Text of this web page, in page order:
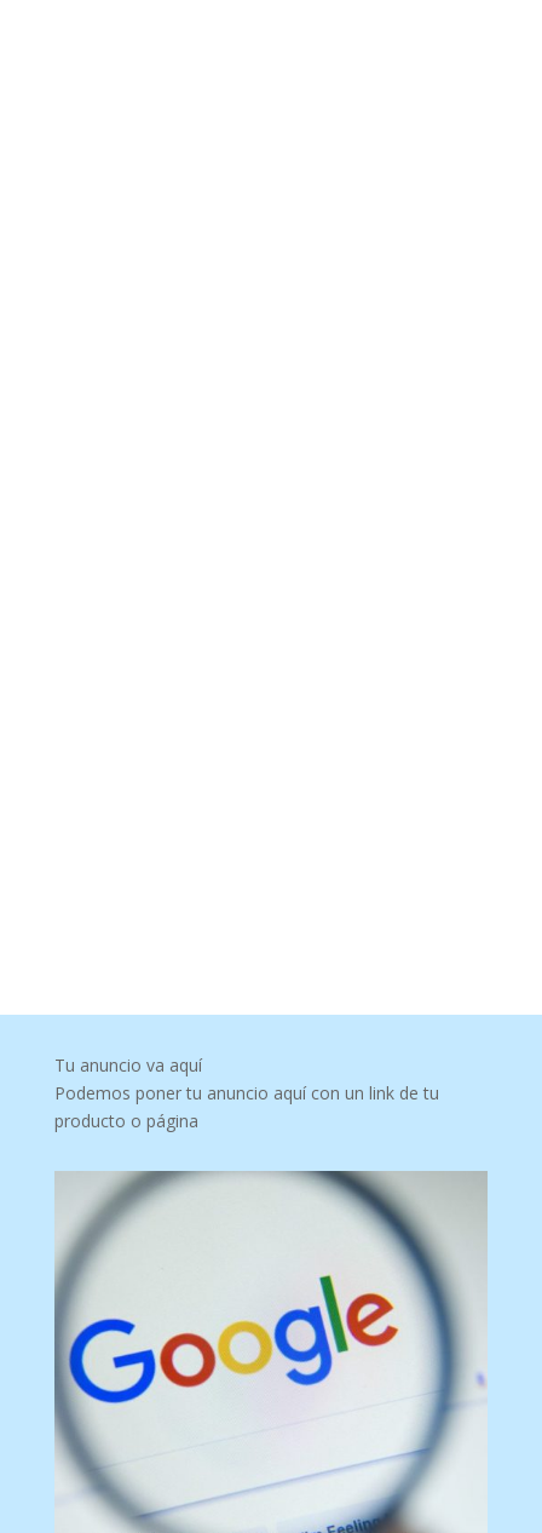
Tu anuncio va aquí
Podemos poner tu anuncio aquí con un link de tu
producto o página